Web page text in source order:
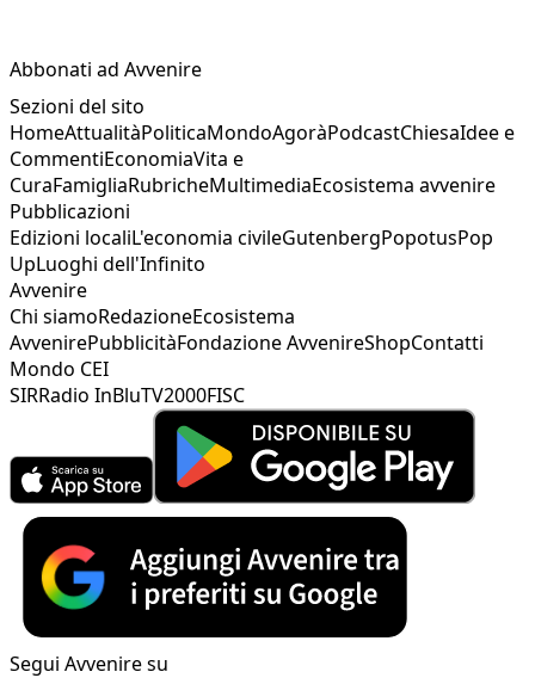
Abbonati ad Avvenire
Sezioni del sito
HomeAttualitàPoliticaMondoAgoràPodcastChiesaIdee e
CommentiEconomiaVita e
CuraFamigliaRubricheMultimediaEcosistema avvenire
Pubblicazioni
Edizioni localiL'economia civileGutenbergPopotusPop
UpLuoghi dell'Infinito
Avvenire
Chi siamoRedazioneEcosistema
AvvenirePubblicitàFondazione AvvenireShopContatti
Mondo CEI
SIRRadio InBluTV2000FISC
Segui Avvenire su